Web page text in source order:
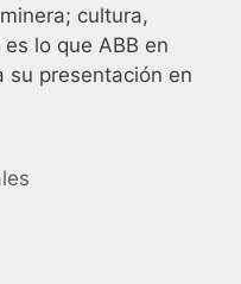
cultura,
lo que ABB en
su presentación en